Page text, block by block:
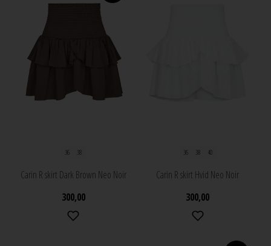
36 38
Carin R skirt Dark Brown Neo Noir
300,00
36 38 40
Carin R skirt Hvid Neo Noir
300,00